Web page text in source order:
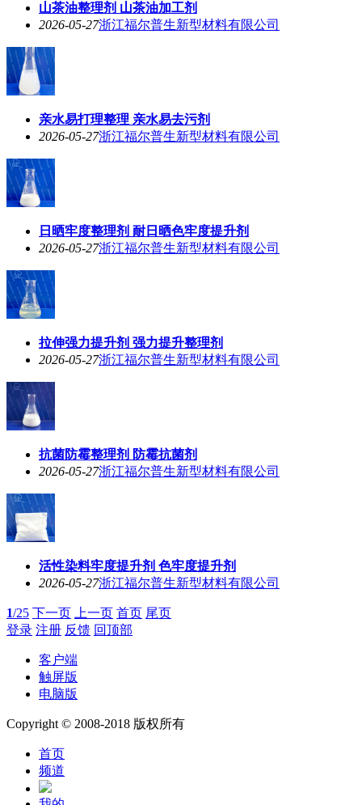
山茶油整理剂 山茶油加工剂
2026-05-27浙江福尔普生新型材料有限公司
亲水易打理整理 亲水易去污剂
2026-05-27浙江福尔普生新型材料有限公司
日晒牢度整理剂 耐日晒色牢度提升剂
2026-05-27浙江福尔普生新型材料有限公司
拉伸强力提升剂 强力提升整理剂
2026-05-27浙江福尔普生新型材料有限公司
抗菌防霉整理剂 防霉抗菌剂
2026-05-27浙江福尔普生新型材料有限公司
活性染料牢度提升剂 色牢度提升剂
2026-05-27浙江福尔普生新型材料有限公司
1/25 下一页 上一页 首页 尾页
登录 注册 反馈 回顶部
客户端
触屏版
电脑版
Copyright © 2008-2018 版权所有
首页
频道